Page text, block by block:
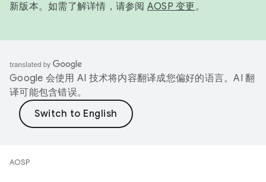
新版本。如需了解详情，请参阅 AOSP 变更。
Google 会使用 AI 技术将内容翻译成您偏好的语言。AI 翻
译可能包含错误。
AOSP